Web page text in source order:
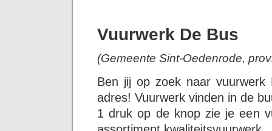
Vuurwerk De Bus
(Gemeente Sint-Oedenrode,
Ben jij op zoek naar
adres! Vuurwerk vinden in de
1 druk op de knop zie je een